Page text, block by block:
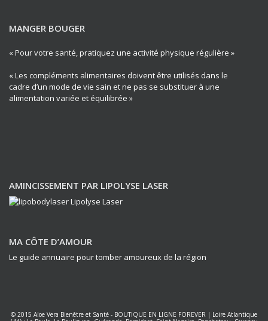
MANGER BOUGER
« Pour votre santé, pratiquez une activité physique régulière »
« Les compléments alimentaires doivent être utilisés dans le
cadre d’un mode de vie sain et ne pas se substituer à une
alimentation variée et équilibrée »
AMINCISSEMENT PAR LIPOLYSE LASER
MA CÔTE D’AMOUR
Le guide annuaire pour tomber amoureux de la région
© 2015 Aloe Vera Bienêtre et Santé - BOUTIQUE EN LIGNE FOREVER | Loire Atlantique